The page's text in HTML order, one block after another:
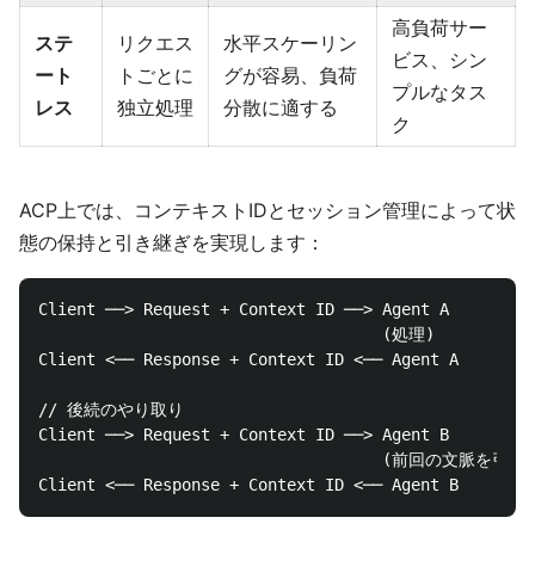
ステ
ート
レス
リクエス
トごとに
独立処理
水平スケーリン
グが容易、負荷
分散に適する
高負荷サー
ビス、シン
プルなタス
ク
ACP上では、コンテキストIDとセッション管理によって状
態の保持と引き継ぎを実現します：
Client ──> Request + Context ID ──> Agent A
                                    (処理)
Client <── Response + Context ID <── Agent A
// 後続のやり取り
Client ──> Request + Context ID ──> Agent B
(前回の文脈を引き